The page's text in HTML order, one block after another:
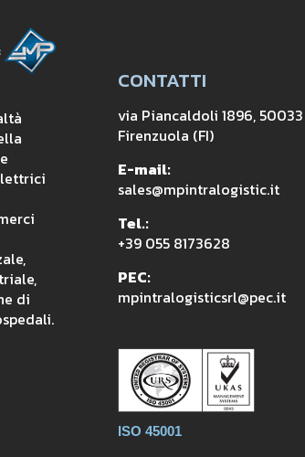
di
CONTATTI
via Piancaldoli 1896, 50033
Firenzuola (FI)
E-mail:
sales@mpintralogistic.it
Tel.:
+39 055 8173628
PEC:
mpintralogisticsrl@pec.it
ISO 45001